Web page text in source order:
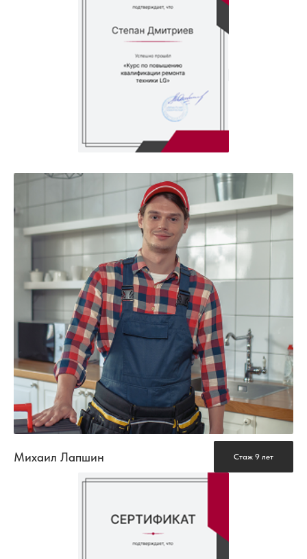
Михаил Лапшин Стаж 9 лет